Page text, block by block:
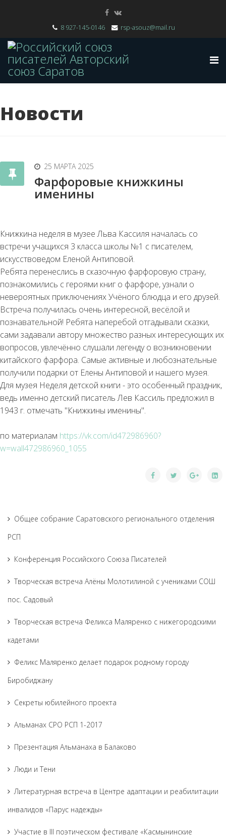
8 927-145-0146 rsp-asouz@mail.ru
Новости
25 МАРТА 2025
Фарфоровые книжкины
именины
Книжкина неделя в музее Льва Кассиля началась со
встречи учащихся 3 класса школы №1 с писателем,
искусствоведом Еленой Антиповой.
Ребята перенеслись в сказочную фарфоровую страну,
познакомились с героями книг о фарфоре, узнали о
невероятных приключениях Учёного блюдца и его друзей.
Встреча получилась очень интересной, весёлой и
познавательной! Ребята наперебой отгадывали сказки,
сами задавали автору множество разных интересующих их
вопросов, увлечённо слушали легенду о возникновении
китайского фарфора. Самые активные и любознательные
получили подарки от Елены Антиповой и нашего музея.
Для музея Неделя детской книги - это особенный праздник,
ведь именно детский писатель Лев Кассиль предложил в
1943 г. отмечать "Книжкины именины".
по материалам https://vk.com/id472986960?
w=wall472986960_1055
Общее собрание Саратовского регионального отделения
РСП
Конференция Российского Союза Писателей
Творческая встреча Алёны Молотилиной с учениками СОШ
пос. Садовый
Творческая встреча Феликса Маляренко с нижегородскими
кадетами
Феликс Маляренко делает подарок родному городу
Биробиджану
Секреты юбилейного проекта
Альманах СРО РСП 1-2017
Презентация Альманаха в Балаково
Люди и Тени
Литературная встреча в Центре адаптации и реабилитации
инвалидов «Парус надежды»
Участие в III поэтическом фестивале «Касмынинские